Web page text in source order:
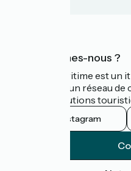
Qui sommes-nous ?
La Vélomaritime est un
promu par un réseau
leurs institutions
Instagram